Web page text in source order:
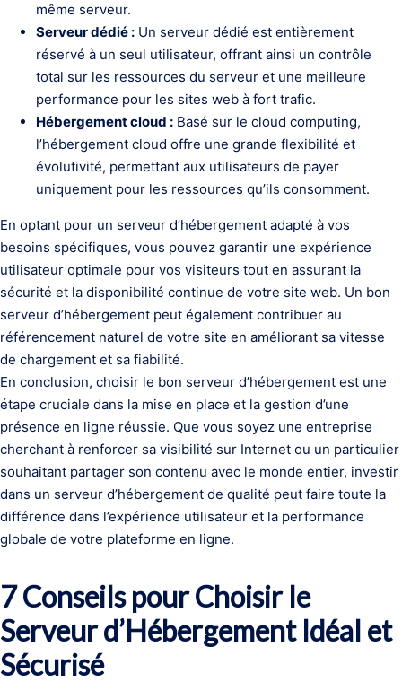
même serveur.
Serveur dédié : Un serveur dédié est entièrement
réservé à un seul utilisateur, offrant ainsi un contrôle
total sur les ressources du serveur et une meilleure
performance pour les sites web à fort trafic.
Hébergement cloud : Basé sur le cloud computing,
l’hébergement cloud offre une grande flexibilité et
évolutivité, permettant aux utilisateurs de payer
uniquement pour les ressources qu’ils consomment.
En optant pour un serveur d’hébergement adapté à vos
besoins spécifiques, vous pouvez garantir une expérience
utilisateur optimale pour vos visiteurs tout en assurant la
sécurité et la disponibilité continue de votre site web. Un bon
serveur d’hébergement peut également contribuer au
référencement naturel de votre site en améliorant sa vitesse
de chargement et sa fiabilité.
En conclusion, choisir le bon serveur d’hébergement est une
étape cruciale dans la mise en place et la gestion d’une
présence en ligne réussie. Que vous soyez une entreprise
cherchant à renforcer sa visibilité sur Internet ou un particulier
souhaitant partager son contenu avec le monde entier, investir
dans un serveur d’hébergement de qualité peut faire toute la
différence dans l’expérience utilisateur et la performance
globale de votre plateforme en ligne.
7 Conseils pour Choisir le
Serveur d’Hébergement Idéal et
Sécurisé